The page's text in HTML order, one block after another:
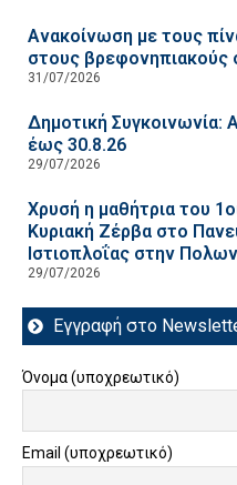
Ανακοίνωση με τους
στους βρεφονηπιακούς
31/07/2026
Δημοτική Συγκοινωνία:
έως 30.8.26
29/07/2026
Χρυσή η μαθήτρια του
Κυριακή Ζέρβα στο
Ιστιοπλοΐας στην
29/07/2026
Εγγραφή στο
Όνομα (υποχρεωτικό)
Email (υποχρεωτικό)